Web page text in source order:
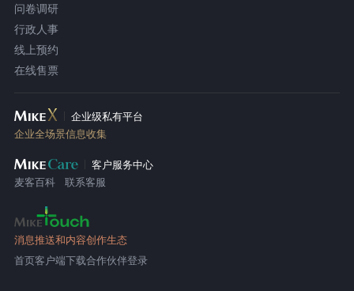
问卷调研
行政人事
线上预约
在线售票
企业级私有平台
企业全场景信息收集
客户服务中心
麦客百科
联系客服
消息推送和内容创作生态
首页客户端下载合作伙伴登录